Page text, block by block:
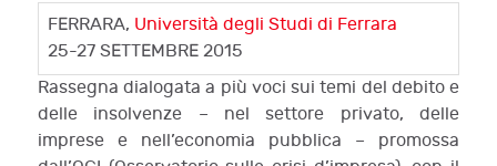
FERRARA, Università degli Studi di Ferrara
25-27 SETTEMBRE 2015
Rassegna dialogata a più voci sui temi del debito e
delle insolvenze – nel settore privato, delle
imprese e nell’economia pubblica – promossa